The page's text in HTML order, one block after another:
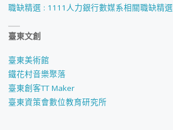
職缺精選 : 1111人力銀行數媒系相關職缺精選
臺東文創
臺東美術館
鐵花村音樂聚落
臺東創客TT Maker
臺東資策會數位教育研究所